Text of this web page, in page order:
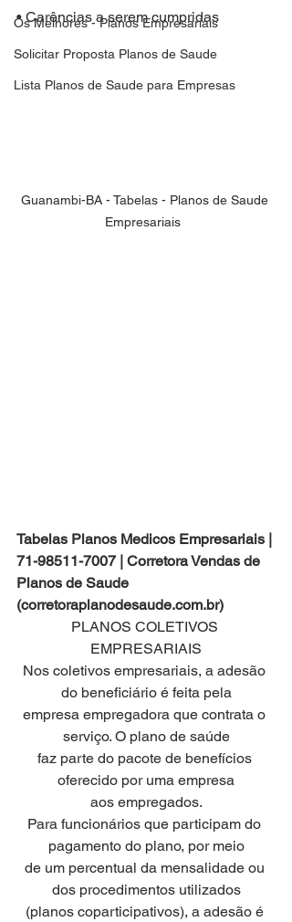
Os Melhores - Planos Empresariais
Solicitar Proposta Planos de Saude
Lista Planos de Saude para Empresas
• Carências a serem cumpridas
Guanambi-BA - Tabelas - Planos de Saude
Empresariais
Tabelas Planos Medicos Empresariais |
71-98511-7007 | Corretora Vendas de
Planos de Saude
(corretoraplanodesaude.com.br)
PLANOS COLETIVOS
EMPRESARIAIS
Nos coletivos empresariais, a adesão
do beneficiário é feita pela
empresa empregadora que contrata o
serviço. O plano de saúde
faz parte do pacote de benefícios
oferecido por uma empresa
aos empregados.
Para funcionários que participam do
pagamento do plano, por meio
de um percentual da mensalidade ou
dos procedimentos utilizados
(planos coparticipativos), a adesão é